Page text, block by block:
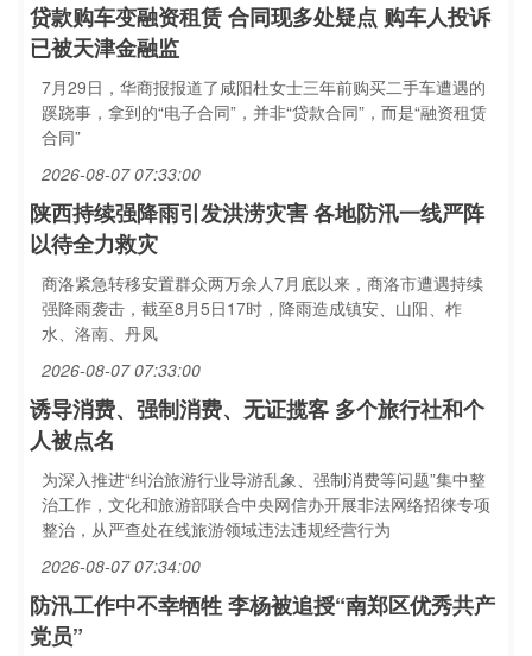
贷款购车变融资租赁 合同现多处疑点 购车人投诉
已被天津金融监
7月29日，华商报报道了咸阳杜女士三年前购买二手车遭遇的
蹊跷事，拿到的“电子合同”，并非“贷款合同”，而是“融资租赁
合同”
2026-08-07 07:33:00
陕西持续强降雨引发洪涝灾害 各地防汛一线严阵
以待全力救灾
商洛紧急转移安置群众两万余人7月底以来，商洛市遭遇持续
强降雨袭击，截至8月5日17时，降雨造成镇安、山阳、柞
水、洛南、丹凤
2026-08-07 07:33:00
诱导消费、强制消费、无证揽客 多个旅行社和个
人被点名
为深入推进“纠治旅游行业导游乱象、强制消费等问题”集中整
治工作，文化和旅游部联合中央网信办开展非法网络招徕专项
整治，从严查处在线旅游领域违法违规经营行为
2026-08-07 07:34:00
防汛工作中不幸牺牲 李杨被追授“南郑区优秀共产
党员”